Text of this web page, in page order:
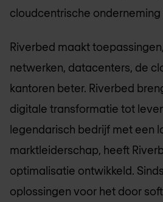
cloudcentrische onderneming
Riverbed maakt
netwerken, datacenters, de
kantoren beter. Riverbed
digitale transformatie tot
legendarisch bedrijf met een
marktleiderschap, heeft
optimalisatie ontwikkeld.
oplossingen voor het door